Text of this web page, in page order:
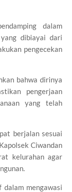
dalam
yang dibiayai dari
pengecekan
bahwa dirinya
pengerjaan
yang telah
berjalan sesuai
Ciwandan
kelurahan agar
mengawasi